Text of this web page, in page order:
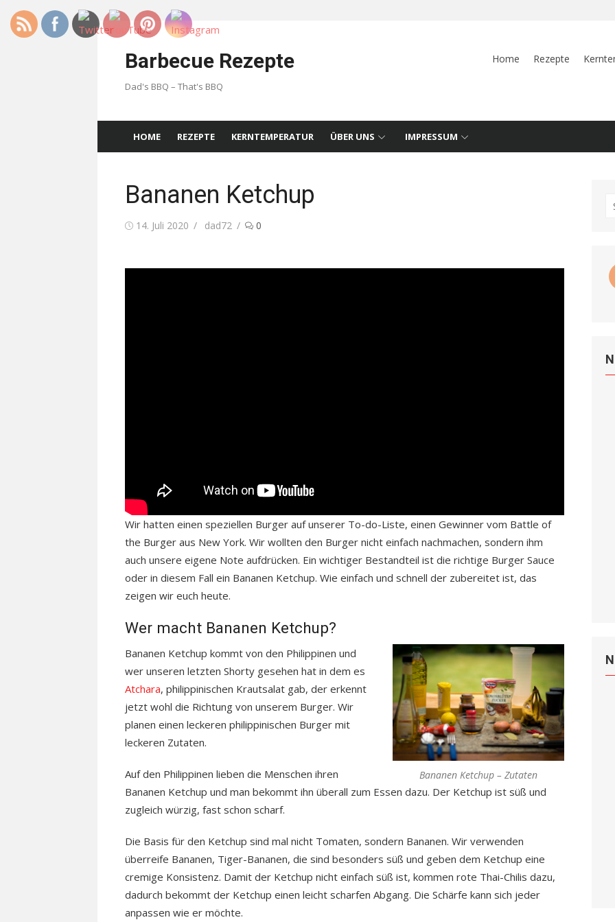
Skip
Barbecue Rezepte
Dad's BBQ – That's BBQ
Home Rezepte
HOME REZEPTE KERNTEMPERATUR ÜBER UNS IMPRESSUM
Bananen Ketchup
Posted
14. Juli 2020 Author
dad72 0
Wir hatten einen speziellen Burger auf unserer To-do-Liste, einen Gewinner vom Battle of
the Burger aus New York. Wir wollten den Burger nicht einfach nachmachen, sondern ihm
auch unsere eigene Note aufdrücken. Ein wichtiger Bestandteil ist die richtige Burger Sauce
oder in diesem Fall ein Bananen Ketchup. Wie einfach und schnell der zubereitet ist, das
zeigen wir euch heute.
Wer macht Bananen Ketchup?
Bananen Ketchup – Zutaten
Bananen Ketchup kommt von den Philippinen und
wer unseren letzten Shorty gesehen hat in dem es
Atchara, philippinischen Krautsalat gab, der erkennt
jetzt wohl die Richtung von unserem Burger. Wir
planen einen leckeren philippinischen Burger mit
leckeren Zutaten.
Auf den Philippinen lieben die Menschen ihren
Bananen Ketchup und man bekommt ihn überall zum Essen dazu. Der Ketchup ist süß und
zugleich würzig, fast schon scharf.
Die Basis für den Ketchup sind mal nicht Tomaten, sondern Bananen. Wir verwenden
überreife Bananen, Tiger-Bananen, die sind besonders süß und geben dem Ketchup eine
cremige Konsistenz. Damit der Ketchup nicht einfach süß ist, kommen rote Thai-Chilis dazu,
dadurch bekommt der Ketchup einen leicht scharfen Abgang. Die Schärfe kann sich jeder
anpassen wie er möchte.